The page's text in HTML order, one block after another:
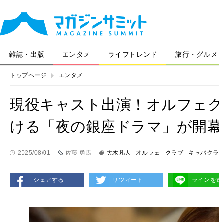
雑誌・出版 エンタメ ライフトレンド 旅行・グルメ
トップページ エンタメ
現役キャスト出演！オルフェ
ける「夜の銀座ドラマ」が開
2025/08/01 佐藤 勇馬 大木凡人 オルフェ クラブ キャバクラ
シェアする リツィート ラインを